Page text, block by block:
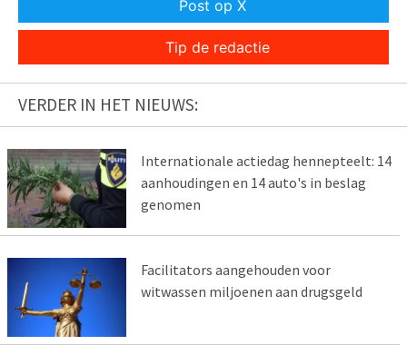
Post op X
Tip de redactie
VERDER IN HET NIEUWS:
Internationale actiedag hennepteelt: 14
aanhoudingen en 14 auto's in beslag
genomen
Facilitators aangehouden voor
witwassen miljoenen aan drugsgeld